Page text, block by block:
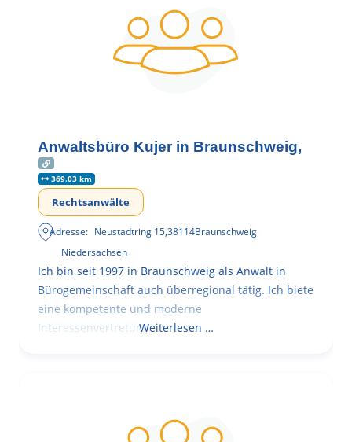
Anwaltsbüro Kujer in Braunschweig,
369.03 km
Rechtsanwälte
Adresse: Neustadtring 15,38114Braunschweig
Niedersachsen
Ich bin seit 1997 in Braunschweig als Anwalt in
Bürogemeinschaft auch überregional tätig. Ich biete
eine kompetente und moderne
Interessenvertretung,Weiterlesen …